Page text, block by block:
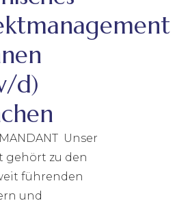
d)
Unser
gehört zu den
führenden
und